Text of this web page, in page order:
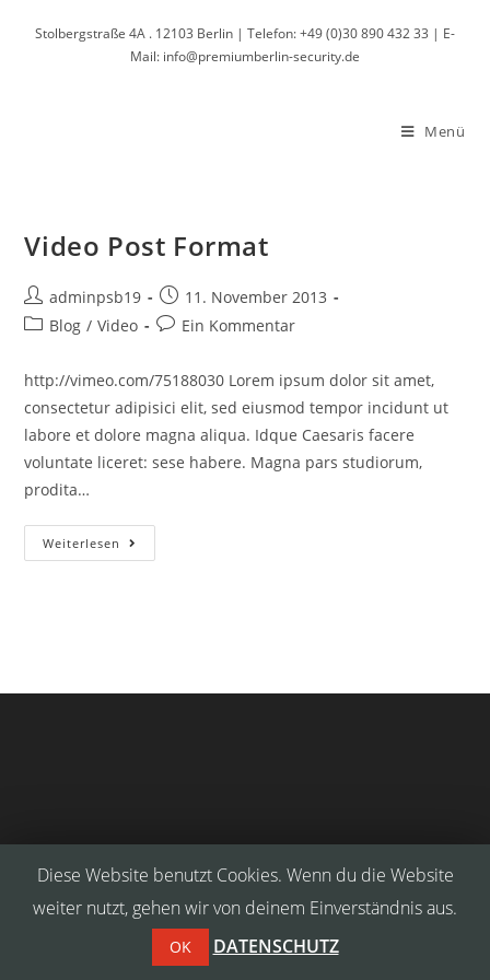
InhaltStolbergstraße 4A . 12103 Berlin | Telefon: +49 (0)30 890 432 33 | E-
Mail: info@premiumberlin-security.de
Menü
Video Post Format
Beitrags-
Autor:
adminpsb19
Beitrag
veröffentlicht:
11. November 2013
Beitrags-
Blog / Video
Beitrags-
Ein Kommentar
http://vimeo.com/75188030 Lorem ipsum dolor sit amet,
consectetur adipisici elit, sed eiusmod tempor incidunt ut
labore et dolore magna aliqua. Idque Caesaris facere
voluntate liceret: sese habere. Magna pars studiorum,
prodita…
Weiterlesen Video
Post
Copyright Premium Berlin Security
Diese Website benutzt Cookies. Wenn du die Website
weiter nutzt, gehen wir von deinem Einverständnis aus.
OK DATENSCHUTZ